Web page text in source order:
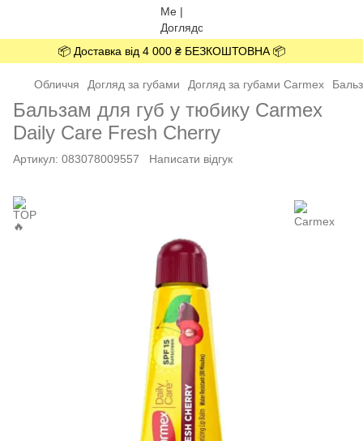
📦 Доставка від 4 000 ₴ БЕЗКОШТОВНА 📦
Обличчя Догляд за губами Догляд за губами Carmex
Бальзам для губ у тюбику Carmex
Daily Care Fresh Cherry
Артикул: 083078009557 Написати відгук